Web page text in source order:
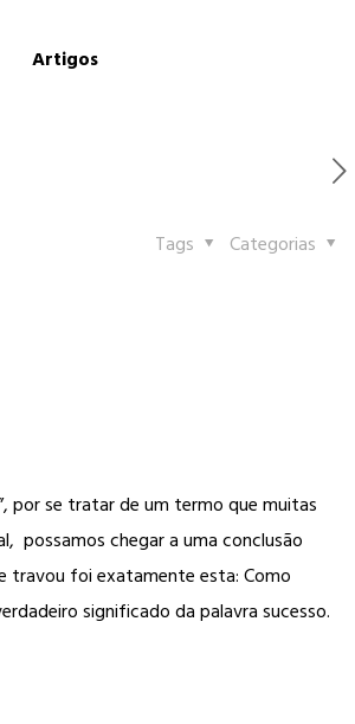
Artigos
Categorias
Tags
por se tratar de um termo que muitas
possamos chegar a uma conclusão
travou foi exatamente esta: Como
significado da palavra sucesso.